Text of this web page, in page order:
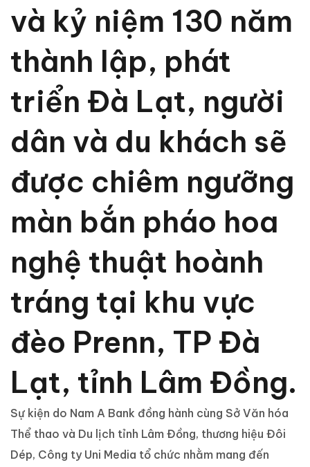
và kỷ niệm 130 năm
thành lập, phát
triển Đà Lạt, người
dân và du khách sẽ
được chiêm ngưỡng
màn bắn pháo hoa
nghệ thuật hoành
tráng tại khu vực
đèo Prenn, TP Đà
Lạt, tỉnh Lâm Đồng.
Sự kiện do Nam A Bank đồng hành cùng Sở Văn hóa
Thể thao và Du lịch tỉnh Lâm Đồng, thương hiệu Đôi
Dép, Công ty Uni Media tổ chức nhằm mang đến